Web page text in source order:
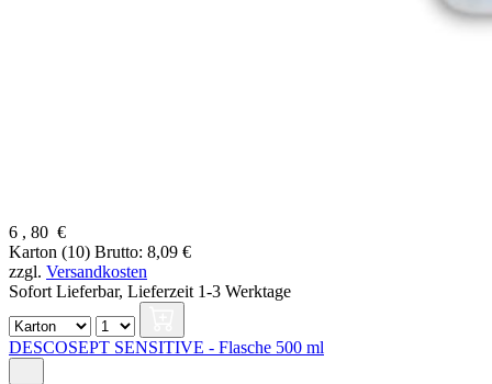
6 , 80 €
Karton (10) Brutto: 8,09 €
zzgl. Versandkosten
Sofort Lieferbar, Lieferzeit 1-3 Werktage
DESCOSEPT SENSITIVE - Flasche 500 ml